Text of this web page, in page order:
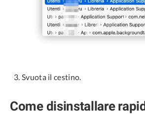
Svuota il cestino.
Come disinstallare